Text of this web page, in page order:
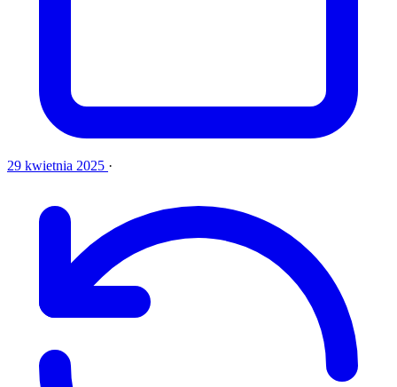
29 kwietnia 2025 ·